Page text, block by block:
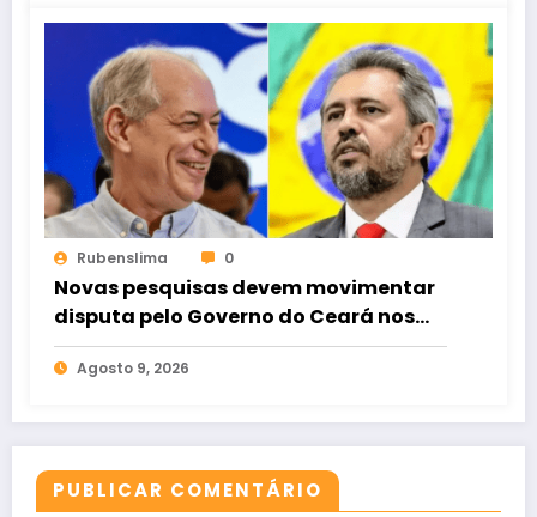
Rubenslima 0
Novas pesquisas devem movimentar
disputa pelo Governo do Ceará nos
próximos dias
Agosto 9, 2026
PUBLICAR COMENTÁRIO